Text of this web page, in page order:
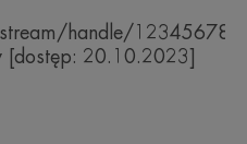
handle/
[dostęp: 20.10.2023]